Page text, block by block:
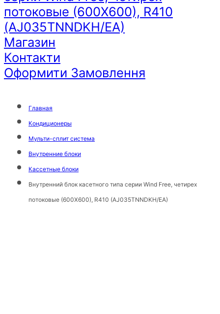
потоковые (600Х600), R410
(AJ035TNNDKH/EA)
Магазин
Контакти
Оформити Замовлення
Главная
Кондиционеры
Мульти-сплит система
Внутренние блоки
Кассетные блоки
Внутренний блок касетного типа серии Wind Free, четирех
потоковые (600Х600), R410 (AJ035TNNDKH/EA)